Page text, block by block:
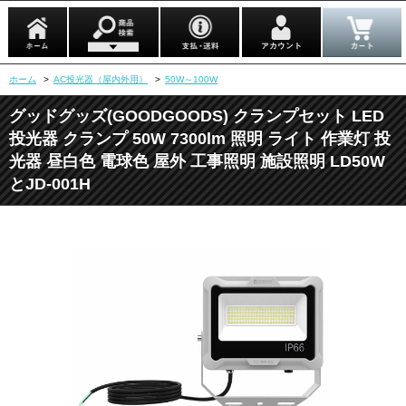
ホーム > AC投光器（屋内外用） > 50W～100W
グッドグッズ(GOODGOODS) クランプセット LED
投光器 クランプ 50W 7300lm 照明 ライト 作業灯 投
光器 昼白色 電球色 屋外 工事照明 施設照明 LD50W
とJD-001H